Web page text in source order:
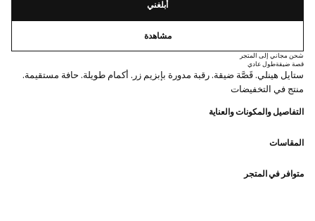
أبلغني
مشاهدة
شحن مجاني إلى المتجر
قصة ضيقةطول عادي
ستايل هينلي. قَصَّة ضيقة. رقبة مدورة بإبزيم زر. أكمام طويلة. حافة مستقيمة.
منتج في التخفيضات
التفاصيل والمكونات والعناية
المقاسات
متوافر في المتجر